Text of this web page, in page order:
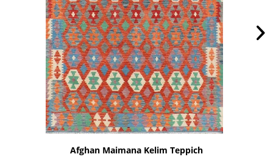
Afghan Maimana Kelim Teppich